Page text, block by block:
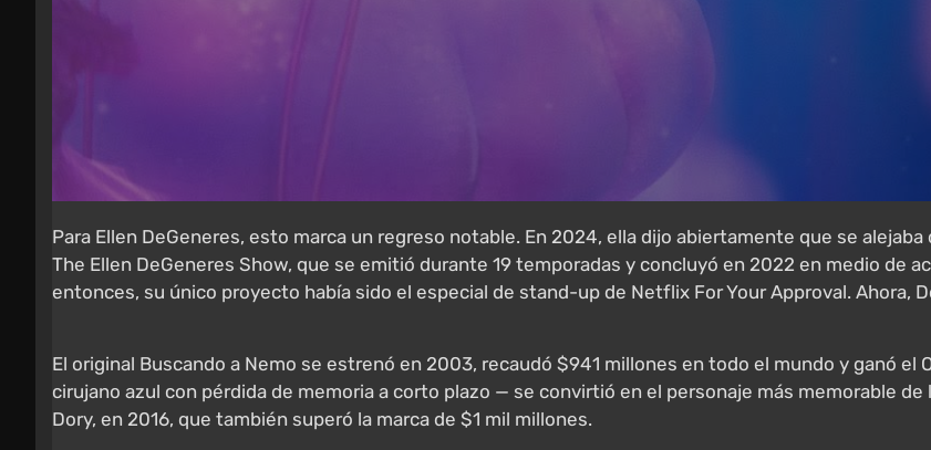
Para Ellen DeGeneres, esto marca un regreso notable. En 2024, ella dijo abiertamente que se
The Ellen DeGeneres Show, que se emitió durante 19 temporadas y concluyó en 2022 en medio de
entonces, su único proyecto había sido el especial de stand-up de Netflix For Your Approval. Ahora,
El original Buscando a Nemo se estrenó en 2003, recaudó $941 millones en todo el mundo y ganó el
cirujano azul con pérdida de memoria a corto plazo — se convirtió en el personaje más memorable
Dory, en 2016, que también superó la marca de $1 mil millones.